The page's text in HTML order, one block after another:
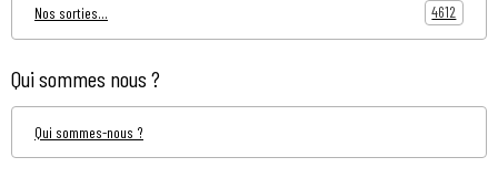
Nos sorties... 4612
Qui sommes nous ?
Qui sommes-nous ?